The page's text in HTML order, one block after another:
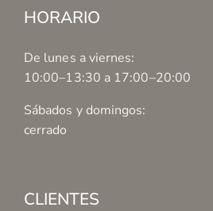
HORARIO
De lunes a viernes:
10:00–13:30 a 17:00–20:00
Sábados y domingos:
cerrado
CLIENTES